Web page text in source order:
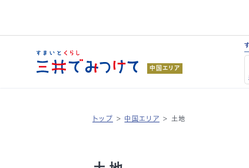
中国エリア
トップ > 中国エリア > 土地